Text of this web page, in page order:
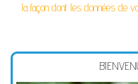
la façon dont les données de